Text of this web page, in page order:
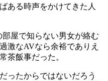
ある時声をかけてきた人
屋で知らない男女が絡む
激なAVなら余裕でありえ
茶飯事だった。
ったからではないだろう